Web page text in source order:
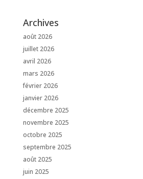
Archives
août 2026
juillet 2026
avril 2026
mars 2026
février 2026
janvier 2026
décembre 2025
novembre 2025
octobre 2025
septembre 2025
août 2025
juin 2025